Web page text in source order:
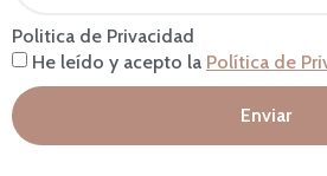
Politica de Privacidad
He leído y acepto la Política de
Enviar